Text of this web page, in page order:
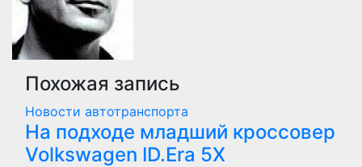
Похожая запись
Новости автотранспорта
На подходе младший кроссовер
Volkswagen ID.Era 5X